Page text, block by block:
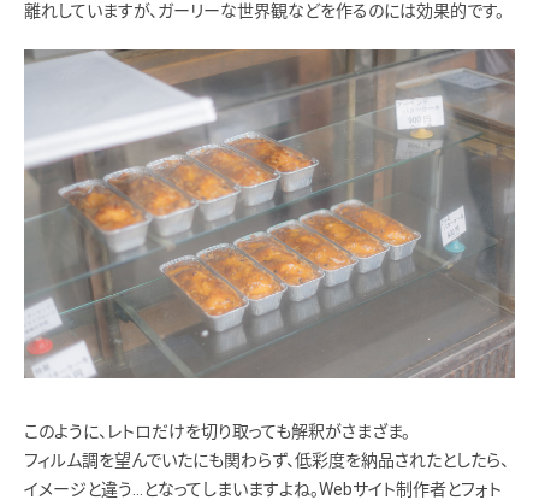
離れしていますが、ガーリーな世界観などを作るのには効果的です。
このように、レトロだけを切り取っても解釈がさまざま。
フィルム調を望んでいたにも関わらず、低彩度を納品されたとしたら、
イメージと違う…となってしまいますよね。Webサイト制作者とフォト